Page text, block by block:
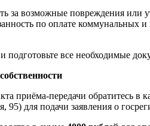
за возможные повреждения или
по оплате коммунальных
подготовьте все необходимые
приёма-передачи обратитесь в
95) для подачи заявления о